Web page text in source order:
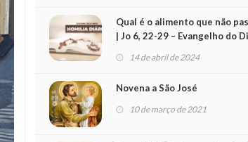
Qual é o alimento que não
| Jo 6, 22-29 – Evangelho do
14 de abril de 2024
Novena a São José
10 de março de 2021